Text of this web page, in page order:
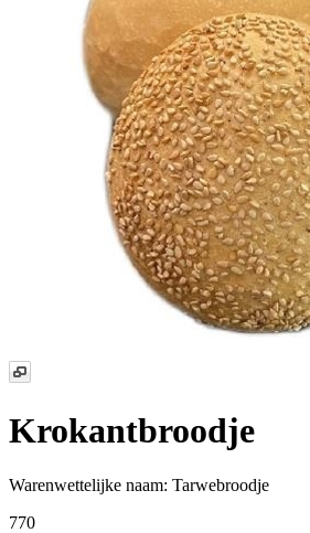
Krokantbroodje
Warenwettelijke naam: Tarwebroodje
770